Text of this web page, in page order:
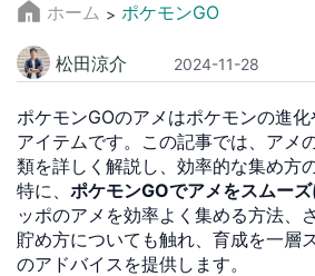
ホーム > ポケモンGO
松田涼介 2024-11-28
ポケモンGOのアメはポケモンの進
アイテムです。この記事では、アメ
類を詳しく解説し、効率的な集め方
特に、 ポケモンGOでアメをスムー
ッポのアメを効率よく集める方法、
貯め方についても触れ、育成を一層
のアドバイスを提供します。